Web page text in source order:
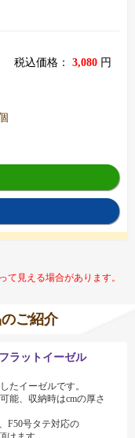
税込価格： 3,080 円
て見える場合があります。
のご紹介
ットイーゼル
たイーゼルです。
能、収納時はcmの厚さ
F50号タテ対応の